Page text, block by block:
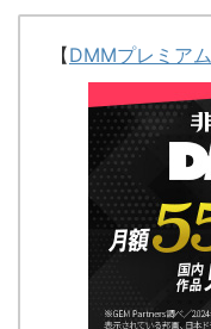
【DMMプレミアム